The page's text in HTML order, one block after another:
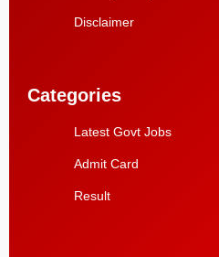
Disclaimer
Categories
Latest Govt Jobs
Admit Card
Result